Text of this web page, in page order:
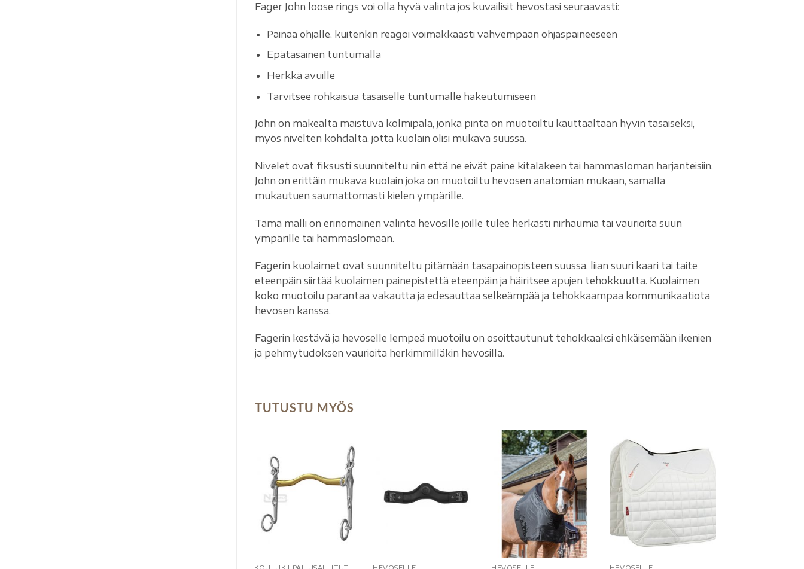
Fager John loose rings voi olla hyvä valinta jos kuvailisit hevostasi seuraavasti:
Painaa ohjalle, kuitenkin reagoi voimakkaasti vahvempaan ohjaspaineeseen
Epätasainen tuntumalla
Herkkä avuille
Tarvitsee rohkaisua tasaiselle tuntumalle hakeutumiseen
John on makealta maistuva kolmipala, jonka pinta on muotoiltu kauttaaltaan hyvin tasaiseksi,
myös nivelten kohdalta, jotta kuolain olisi mukava suussa.
Nivelet ovat fiksusti suunniteltu niin että ne eivät paine kitalakeen tai hammasloman harjanteisiin.
John on erittäin mukava kuolain joka on muotoiltu hevosen anatomian mukaan, samalla
mukautuen saumattomasti kielen ympärille.
Tämä malli on erinomainen valinta hevosille joille tulee herkästi nirhaumia tai vaurioita suun
ympärille tai hammaslomaan.
Fagerin kuolaimet ovat suunniteltu pitämään tasapainopisteen suussa, liian suuri kaari tai taite
eteenpäin siirtää kuolaimen painepistettä eteenpäin ja häiritsee apujen tehokkuutta. Kuolaimen
koko muotoilu parantaa vakautta ja edesauttaa selkeämpää ja tehokkaampaa kommunikaatiota
hevosen kanssa.
Fagerin kestävä ja hevoselle lempeä muotoilu on osoittautunut tehokkaaksi ehkäisemään ikenien
ja pehmytudoksen vaurioita herkimmilläkin hevosilla.
TUTUSTU MYÖS